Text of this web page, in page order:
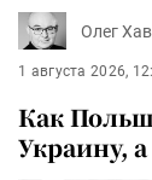
Олег
1 августа 2026,
Как
Украину,